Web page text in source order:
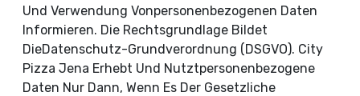
Und Verwendung Vonpersonenbezogenen Daten
Informieren. Die Rechtsgrundlage Bildet
DieDatenschutz-Grundverordnung (DSGVO). City
Pizza Jena Erhebt Und Nutztpersonenbezogene
Daten Nur Dann, Wenn Es Der Gesetzliche